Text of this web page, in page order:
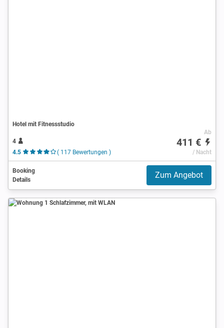
Hotel mit Fitnessstudio
4
4.5
( 117 Bewertungen )
Ab
411 €
/ Nacht
Booking
Details
Zum Angebot